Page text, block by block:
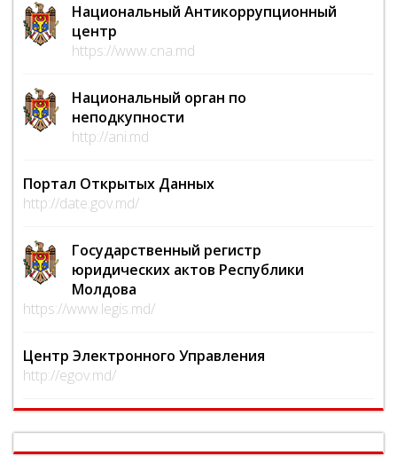
Национальный Антикоррупционный
центр
https://www.cna.md
Национальный орган по
неподкупности
http://ani.md
Портал Открытых Данных
http://date.gov.md/
Государственный регистр
юридических актов Республики
Молдова
https://www.legis.md/
Центр Электронного Управления
http://egov.md/